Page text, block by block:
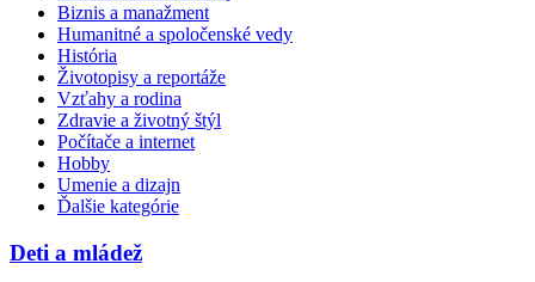
Biznis a manažment
Humanitné a spoločenské vedy
História
Životopisy a reportáže
Vzťahy a rodina
Zdravie a životný štýl
Počítače a internet
Hobby
Umenie a dizajn
Ďalšie kategórie
Deti a mládež